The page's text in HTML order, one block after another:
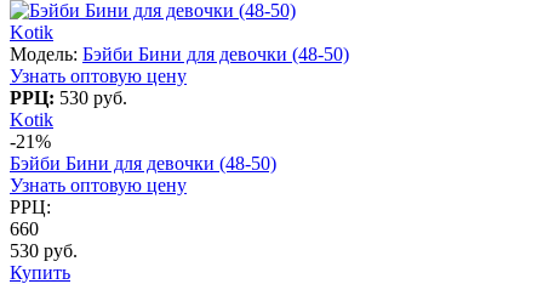
Kotik
Модель: Бэйби Бини для девочки (48-50)
Узнать оптовую цену
РРЦ: 530 руб.
Kotik
-21%
Бэйби Бини для девочки (48-50)
Узнать оптовую цену
РРЦ:
660
530 руб.
Купить